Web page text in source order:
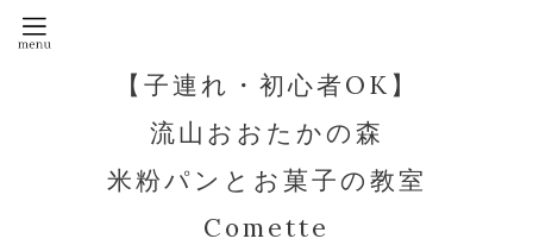
【子連れ・初心者OK】
流山おおたかの森
米粉パンとお菓子の教室
Comette